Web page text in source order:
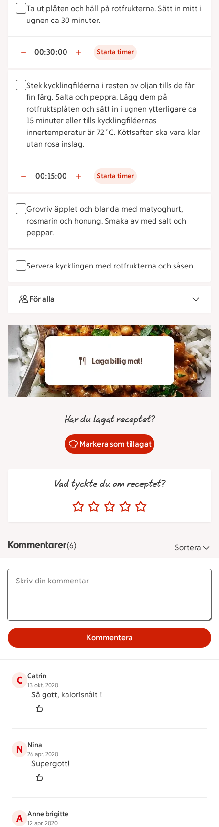
Ta ut plåten och häll på rotfrukterna. Sätt in mitt i
ugnen ca 30 minuter.
00:30:00 Starta timer
Stek kycklingfiléerna i resten av oljan tills de får
fin färg. Salta och peppra. Lägg dem på
rotfruktsplåten och sätt in i ugnen ytterligare ca
15 minuter eller tills kycklingfiléernas
innertemperatur är 72˚C. Köttsaften ska vara klar
utan rosa inslag.
00:15:00 Starta timer
Grovriv äpplet och blanda med matyoghurt,
rosmarin och honung. Smaka av med salt och
peppar.
Servera kycklingen med rotfrukterna och såsen.
För alla
Har du lagat receptet?
Markera som tillagat
Vad tyckte du om receptet?
Kommentarer(6) Sortera
Kommentera
C Catrin
13 okt. 2020
Så gott, kalorisnålt !
N Nina
26 apr. 2020
Supergott!
A Anne brigitte
12 apr. 2020